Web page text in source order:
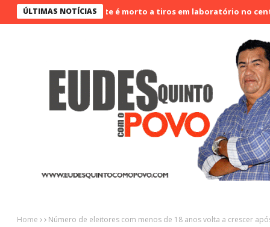
ÚLTIMAS NOTÍCIAS
Vigilante é morto a tiros em laboratório no centro de
Home Número de eleitores com menos de 18 anos volta a crescer